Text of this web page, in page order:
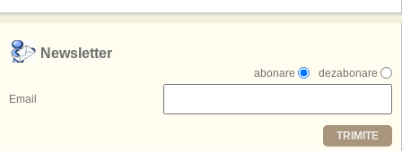
exclusiv simularea suprafetei lunare.
,,Credem ca exista sanse mari sa anuntam nu doar o locatie, ci poate mai
multe'', a declarat Michael R. Henderson, cofondator al Moon World
Resorts, citat de Gulf News. Potrivit acestuia, 2026 ar putea deveni un an
decisiv pentru reali zarea proiectului.
Printre celelalte tari care concureaza pentru a gazdui aceasta constructie
se numara Australia, Brazilia, China, Egipt, India, Polonia, Thailanda,
Newsletter
dezabonare
abonare
Email
TRIMITE